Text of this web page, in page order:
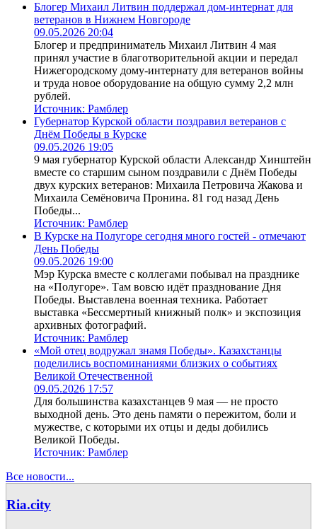
Блогер Михаил Литвин поддержал дом-интернат для
ветеранов в Нижнем Новгороде
09.05.2026 20:04
Блогер и предприниматель Михаил Литвин 4 мая
принял участие в благотворительной акции и передал
Нижегородскому дому-интернату для ветеранов войны
и труда новое оборудование на общую сумму 2,2 млн
рублей.
Источник: Рамблер
Губернатор Курской области поздравил ветеранов с
Днём Победы в Курске
09.05.2026 19:05
9 мая губернатор Курской области Александр Хинштейн
вместе со старшим сыном поздравили с Днём Победы
двух курских ветеранов: Михаила Петровича Жакова и
Михаила Семёновича Пронина. 81 год назад День
Победы...
Источник: Рамблер
В Курске на Полугоре сегодня много гостей - отмечают
День Победы
09.05.2026 19:00
Мэр Курска вместе с коллегами побывал на празднике
на «Полугоре». Там вовсю идёт празднование Дня
Победы. Выставлена военная техника. Работает
выставка «Бессмертный книжный полк» и экспозиция
архивных фотографий.
Источник: Рамблер
«Мой отец водружал знамя Победы». Казахстанцы
поделились воспоминаниями близких о событиях
Великой Отечественной
09.05.2026 17:57
Для большинства казахстанцев 9 мая — не просто
выходной день. Это день памяти о пережитом, боли и
мужестве, с которыми их отцы и деды добились
Великой Победы.
Источник: Рамблер
Все новости...
Ria.city